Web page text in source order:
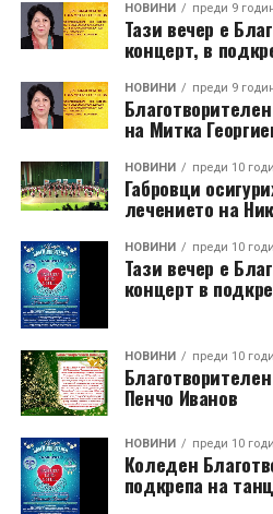
НОВИНИ преди 9
Тази вечер е
концерт, в
НОВИНИ преди 9
на Митка
НОВИНИ преди 10
Габровци
лечението на
НОВИНИ преди 10
Тази вечер е
концерт в
НОВИНИ преди 10
Пенчо Иванов
НОВИНИ преди 10
Коледен
подкрепа на